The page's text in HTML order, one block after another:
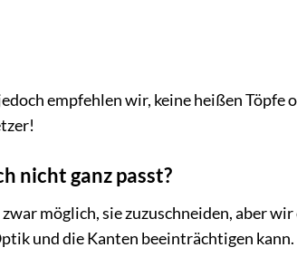
empfehlen wir, keine heißen Töpfe
nicht ganz passt?
möglich, sie zuzuschneiden, aber
und die Kanten beeinträchtigen kann.